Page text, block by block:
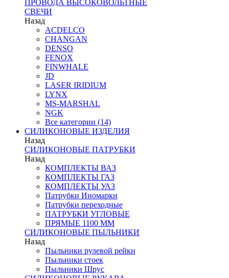
ПРОВОДА ВЫСОКОВОЛЬТНЫЕ
СВЕЧИ
Назад
ACDELCO
CHANGAN
DENSO
FENOX
FINWHALE
JD
LASER IRIDIUM
LYNX
MS-MARSHAL
NGK
Все категории (14)
СИЛИКОНОВЫЕ ИЗДЕЛИЯ
Назад
СИЛИКОНОВЫЕ ПАТРУБКИ
Назад
КОМПЛЕКТЫ ВАЗ
КОМПЛЕКТЫ ГАЗ
КОМПЛЕКТЫ УАЗ
Патрубки Иномарки
Патрубки переходные
ПАТРУБКИ УГЛОВЫЕ
ПРЯМЫЕ 1100 ММ
СИЛИКОНОВЫЕ ПЫЛЬНИКИ
Назад
Пыльники рулевой рейки
Пыльники стоек
Пыльники Шрус